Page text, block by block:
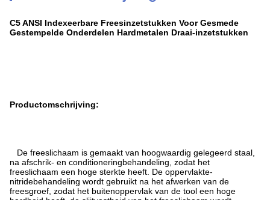
C5 ANSI Indexeerbare Freesinzetstukken Voor Gesmede
Gestempelde Onderdelen Hardmetalen Draai-inzetstukken
Productomschrijving:
De freeslichaam is gemaakt van hoogwaardig gelegeerd staal,
na afschrik- en conditioneringbehandeling, zodat het
freeslichaam een hoge sterkte heeft. De oppervlakte-
nitridebehandeling wordt gebruikt na het afwerken van de
freesgroef, zodat het buitenoppervlak van de tool een hoge